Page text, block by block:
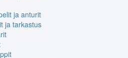
ja anturit
ja tarkastus